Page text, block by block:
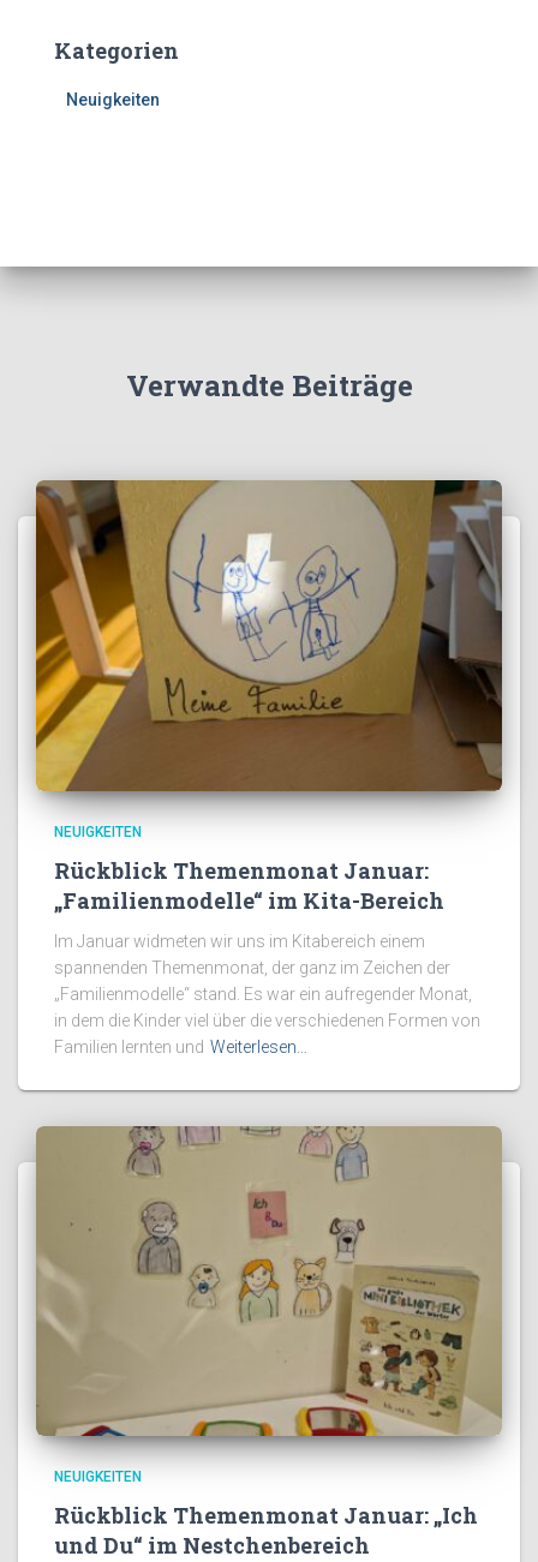
Kategorien
Neuigkeiten
Verwandte Beiträge
NEUIGKEITEN
Rückblick Themenmonat Januar:
„Familienmodelle“ im Kita-Bereich
Im Januar widmeten wir uns im Kitabereich einem
spannenden Themenmonat, der ganz im Zeichen der
„Familienmodelle“ stand. Es war ein aufregender Monat,
in dem die Kinder viel über die verschiedenen Formen von
Familien lernten und Weiterlesen…
NEUIGKEITEN
Rückblick Themenmonat Januar: „Ich
und Du“ im Nestchenbereich